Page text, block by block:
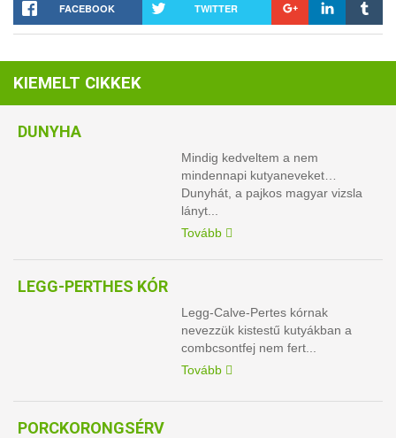
FACEBOOK TWITTER
KIEMELT CIKKEK
DUNYHA
Mindig kedveltem a nem
mindennapi kutyaneveket…
Dunyhát, a pajkos magyar vizsla
lányt...
Tovább
LEGG-PERTHES KÓR
Legg-Calve-Pertes kórnak
nevezzük kistestű kutyákban a
combcsontfej nem fert...
Tovább
PORCKORONGSÉRV